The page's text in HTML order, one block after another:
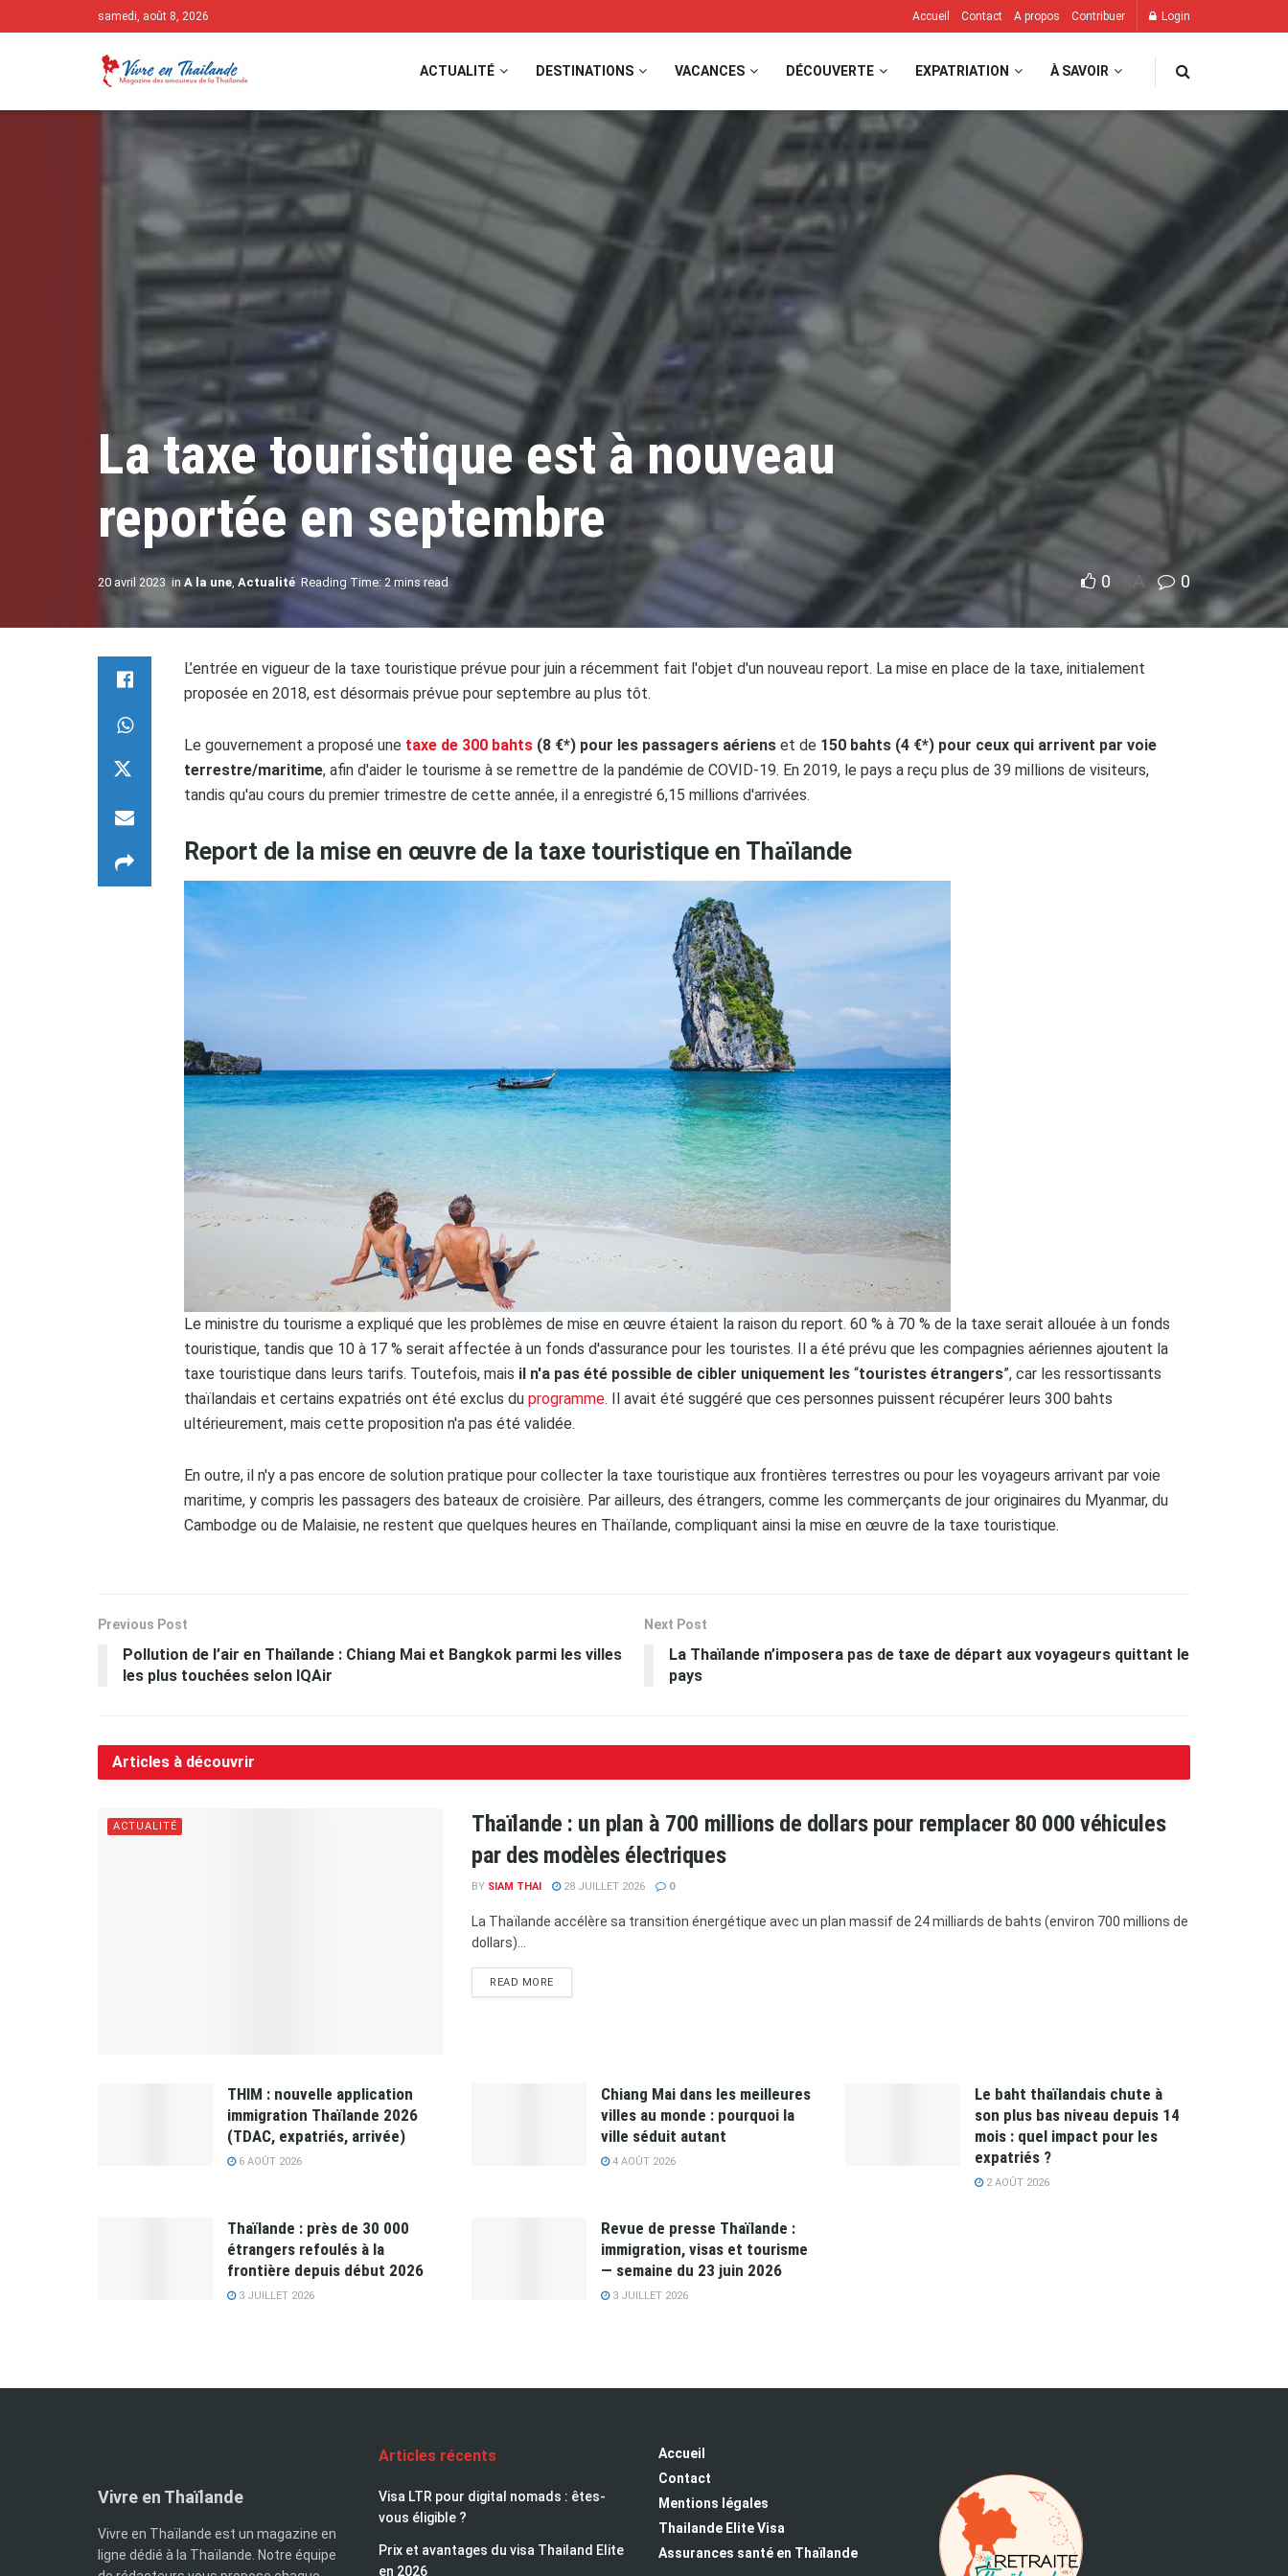
samedi, août 8, 2026 Accueil Contact A propos Contribuer Login
ACTUALITÉ DESTINATIONS VACANCES DÉCOUVERTE EXPATRIATION À SAVOIR
La taxe touristique est à nouveau
reportée en septembre
20 avril 2023 in A la une, Actualité Reading Time: 2 mins read 0 A 0
L’entrée en vigueur de la taxe touristique prévue pour juin a récemment fait l'objet d'un nouveau report. La mise en place de la taxe, initialement
proposée en 2018, est désormais prévue pour septembre au plus tôt.
Le gouvernement a proposé une taxe de 300 bahts (8 €*) pour les passagers aériens et de 150 bahts (4 €*) pour ceux qui arrivent par voie
terrestre/maritime, afin d'aider le tourisme à se remettre de la pandémie de COVID-19. En 2019, le pays a reçu plus de 39 millions de visiteurs,
tandis qu'au cours du premier trimestre de cette année, il a enregistré 6,15 millions d'arrivées.
Report de la mise en œuvre de la taxe touristique en Thaïlande
Le ministre du tourisme a expliqué que les problèmes de mise en œuvre étaient la raison du report. 60 % à 70 % de la taxe serait allouée à un fonds
touristique, tandis que 10 à 17 % serait affectée à un fonds d'assurance pour les touristes. Il a été prévu que les compagnies aériennes ajoutent la
taxe touristique dans leurs tarifs. Toutefois, mais il n'a pas été possible de cibler uniquement les “touristes étrangers”, car les ressortissants
thaïlandais et certains expatriés ont été exclus du programme. Il avait été suggéré que ces personnes puissent récupérer leurs 300 bahts
ultérieurement, mais cette proposition n'a pas été validée.
En outre, il n'y a pas encore de solution pratique pour collecter la taxe touristique aux frontières terrestres ou pour les voyageurs arrivant par voie
maritime, y compris les passagers des bateaux de croisière. Par ailleurs, des étrangers, comme les commerçants de jour originaires du Myanmar, du
Cambodge ou de Malaisie, ne restent que quelques heures en Thaïlande, compliquant ainsi la mise en œuvre de la taxe touristique.
Previous Post
Pollution de l’air en Thaïlande : Chiang Mai et Bangkok parmi les villes
les plus touchées selon IQAir
Next Post
La Thaïlande n’imposera pas de taxe de départ aux voyageurs quittant le
pays
Articles à découvrir
ACTUALITÉ
Thaïlande : un plan à 700 millions de dollars pour remplacer 80 000 véhicules
par des modèles électriques
BY SIAM THAI 28 JUILLET 2026 0
La Thaïlande accélère sa transition énergétique avec un plan massif de 24 milliards de bahts (environ 700 millions de
dollars)...
READ MORE
THIM : nouvelle application
immigration Thaïlande 2026
(TDAC, expatriés, arrivée)
6 AOÛT 2026
Chiang Mai dans les meilleures
villes au monde : pourquoi la
ville séduit autant
4 AOÛT 2026
Le baht thaïlandais chute à
son plus bas niveau depuis 14
mois : quel impact pour les
expatriés ?
2 AOÛT 2026
Thaïlande : près de 30 000
étrangers refoulés à la
frontière depuis début 2026
3 JUILLET 2026
Revue de presse Thaïlande :
immigration, visas et tourisme
— semaine du 23 juin 2026
3 JUILLET 2026
Vivre en Thaïlande
Vivre en Thaïlande est un magazine en
ligne dédié à la Thaïlande. Notre équipe
Articles récents
Visa LTR pour digital nomads : êtes-
vous éligible ?
Prix et avantages du visa Thailand Elite
en 2026
Accueil
Contact
Mentions légales
Thailande Elite Visa
Assurances santé en Thaïlande